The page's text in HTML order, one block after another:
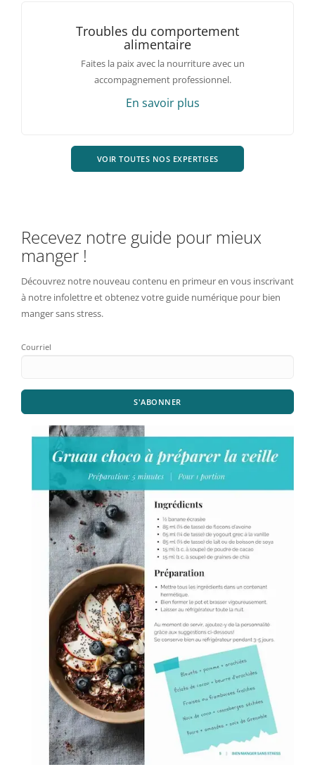
Troubles du comportement
alimentaire
Faites la paix avec la nourriture avec un
accompagnement professionnel.
En savoir plus
VOIR TOUTES NOS EXPERTISES
Recevez notre guide pour mieux
manger !
Découvrez notre nouveau contenu en primeur en vous inscrivant
à notre infolettre et obtenez votre guide numérique pour bien
manger sans stress.
Courriel
S'ABONNER